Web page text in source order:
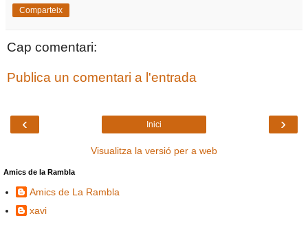
Comparteix
Cap comentari:
Publica un comentari a l'entrada
‹ ›
Inici
Visualitza la versió per a web
Amics de la Rambla
Amics de La Rambla
xavi